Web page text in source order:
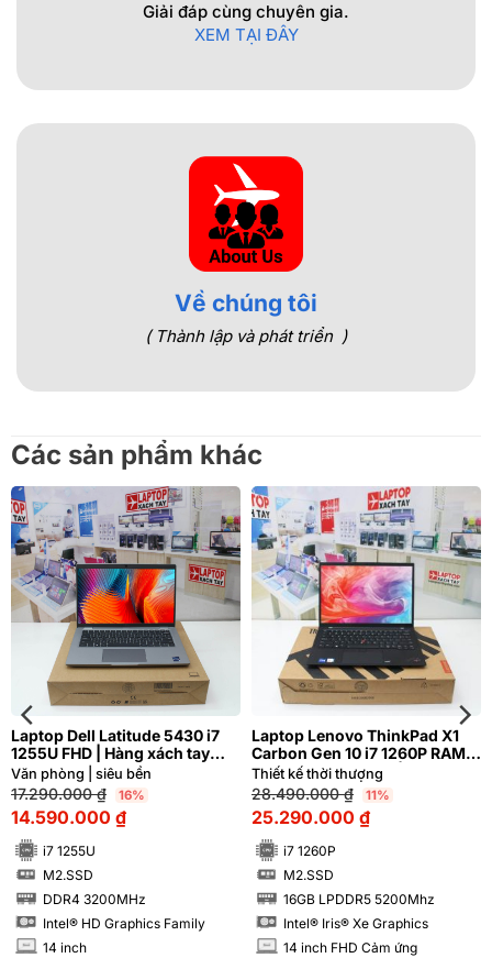
Giải đáp cùng chuyên gia.
XEM TẠI ĐÂY
Về chúng tôi
( Thành lập và phát triển )
Các sản phẩm khác
Laptop Dell Latitude 5430 i7
1255U FHD | Hàng xách tay
99%
Văn phòng | siêu bền
17.290.000₫ 16%
14.590.000 ₫
i7 1255U
SSD M2.SSD
DDR4 3200MHz
Intel® HD Graphics Family
INCH 14 inch
Laptop Lenovo ThinkPad X1
Carbon Gen 10 i7 1260P RAM
16GB FHD Cảm ứng | Hàng
xách tay 99%
Thiết kế thời thượng
28.490.000₫ 11%
25.290.000 ₫
i7 1260P
SSD M2.SSD
16GB LPDDR5 5200Mhz
Intel® Iris® Xe Graphics
INCH 14 inch FHD Cảm ứng